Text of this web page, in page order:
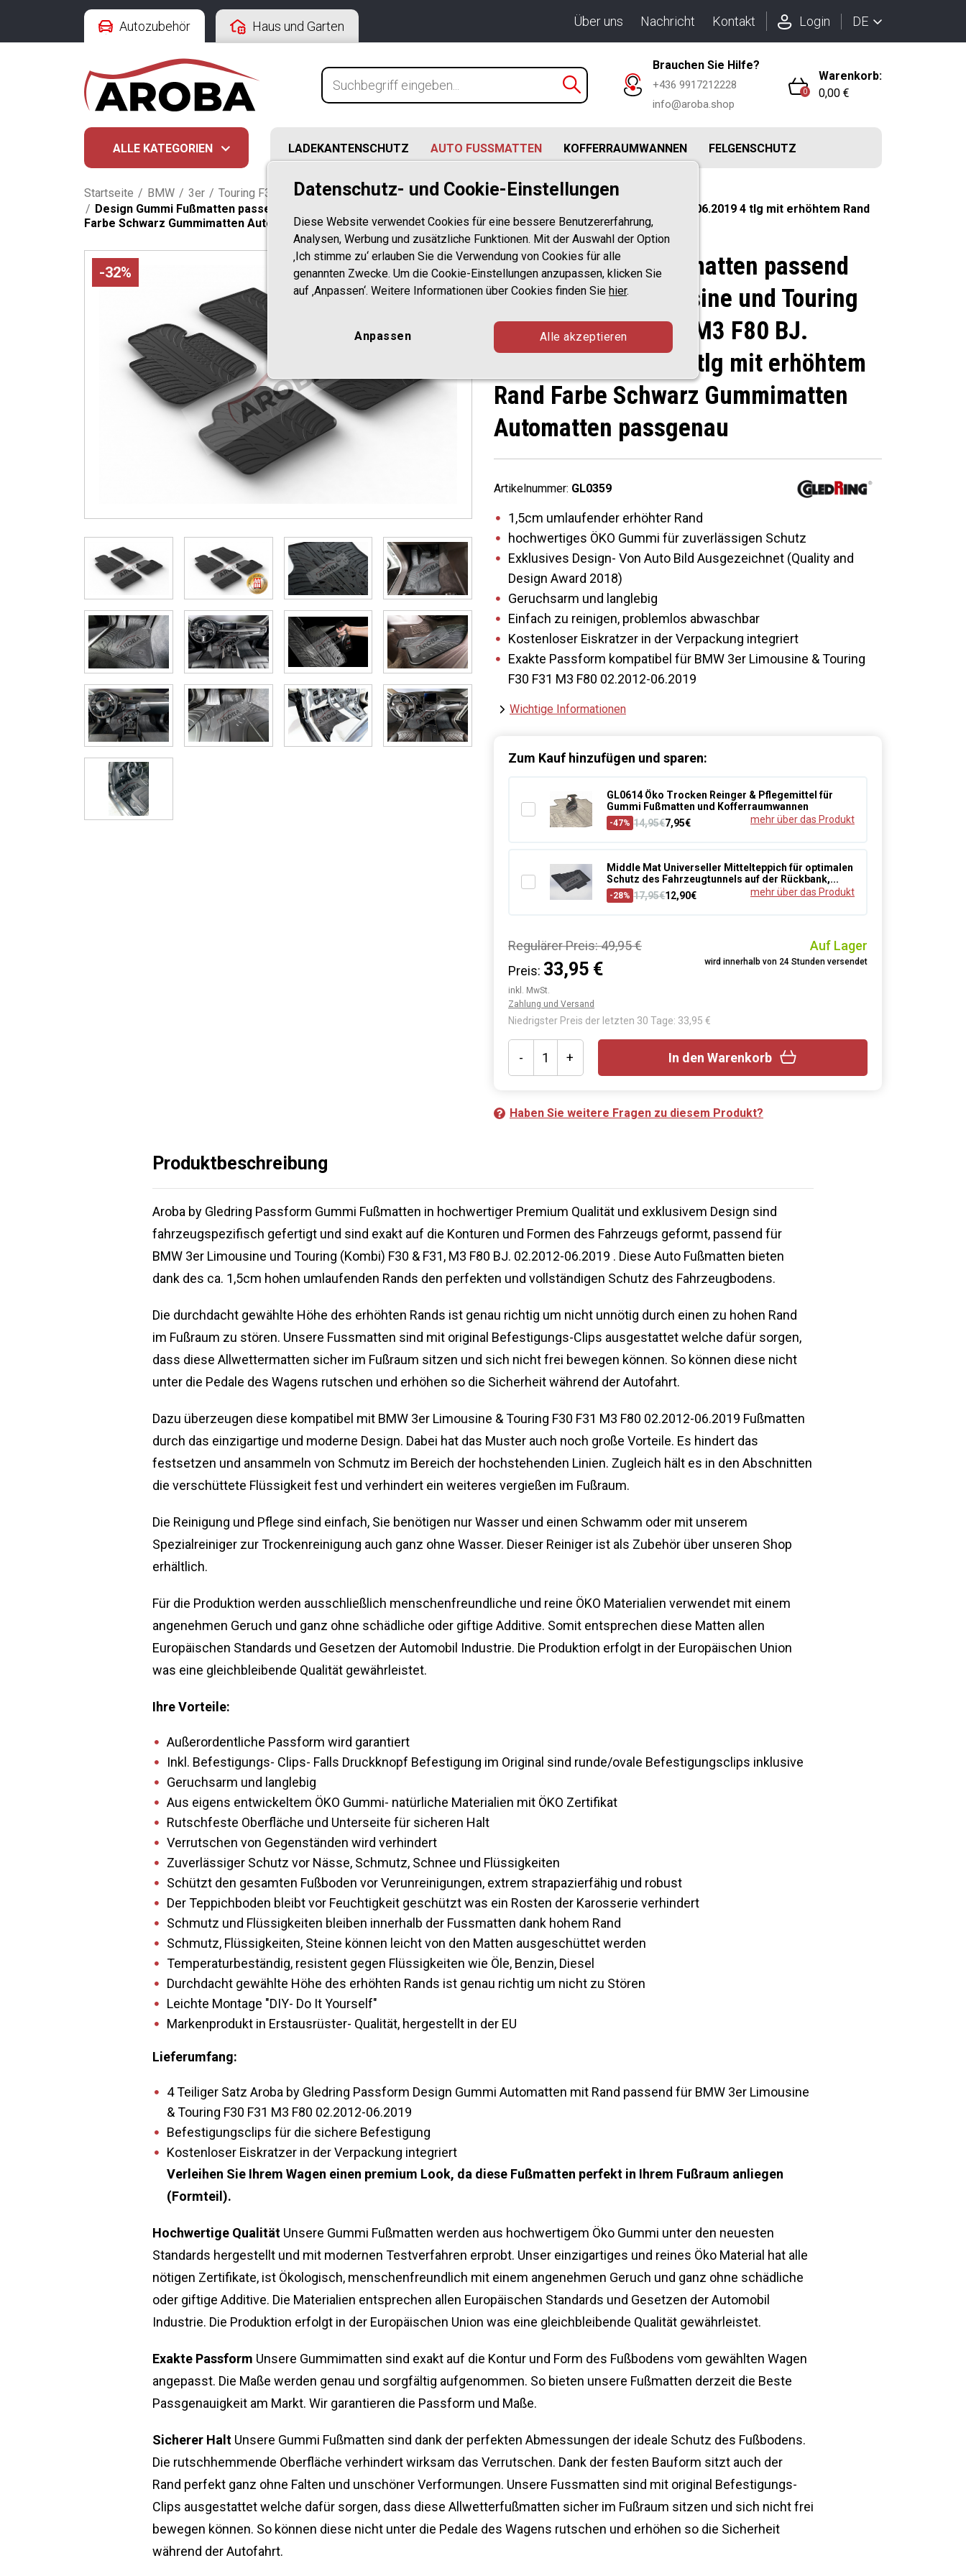
Autozubehör Haus und Garten Über uns Nachricht Kontakt Login DE
Brauchen Sie Hilfe?
+436 9917212228
info@aroba.shop
0
Warenkorb:
0,00 €
ALLE KATEGORIEN LADEKANTENSCHUTZ AUTO FUSSMATTEN KOFFERRAUMWANNEN FELGENSCHUTZ
Startseite / BMW / 3er / Touring F31 (09.2012-06.2019)
/ Design Gummi Fußmatten passend für BMW 3er Limousine und Touring (Kombi) F30 & F31, M3 F80 BJ. 02.2012-06.2019 4 tlg mit erhöhtem Rand
Farbe Schwarz Gummimatten Automatten passgenau
-32%
Design Gummi Fußmatten passend
für BMW 3er Limousine und Touring
(Kombi) F30 & F31, M3 F80 BJ.
02.2012-06.2019 4 tlg mit erhöhtem
Rand Farbe Schwarz Gummimatten
Automatten passgenau
Artikelnummer: GL0359
1,5cm umlaufender erhöhter Rand
hochwertiges ÖKO Gummi für zuverlässigen Schutz
Exklusives Design- Von Auto Bild Ausgezeichnet (Quality and
Design Award 2018)
Geruchsarm und langlebig
Einfach zu reinigen, problemlos abwaschbar
Kostenloser Eiskratzer in der Verpackung integriert
Exakte Passform kompatibel für BMW 3er Limousine & Touring
F30 F31 M3 F80 02.2012-06.2019
Wichtige Informationen
Zum Kauf hinzufügen und sparen:
GL0614 Öko Trocken Reinger & Pflegemittel für
Gummi Fußmatten und Kofferraumwannen
-47% 14,95€7,95€ mehr über das Produkt
Middle Mat Universeller Mittelteppich für optimalen
Schutz des Fahrzeugtunnels auf der Rückbank,...
-28% 17,95€12,90€ mehr über das Produkt
Auf Lager
wird innerhalb von 24 Stunden versendet
Regulärer Preis:49,95 €
Preis: 33,95 €
inkl. MwSt.
Zahlung und Versand
Niedrigster Preis der letzten 30 Tage: 33,95 €
- + In den Warenkorb
Haben Sie weitere Fragen zu diesem Produkt?
Produktbeschreibung
Aroba by Gledring Passform Gummi Fußmatten in hochwertiger Premium Qualität und exklusivem Design sind
fahrzeugspezifisch gefertigt und sind exakt auf die Konturen und Formen des Fahrzeugs geformt, passend für
BMW 3er Limousine und Touring (Kombi) F30 & F31, M3 F80 BJ. 02.2012-06.2019 . Diese Auto Fußmatten bieten
dank des ca. 1,5cm hohen umlaufenden Rands den perfekten und vollständigen Schutz des Fahrzeugbodens.
Die durchdacht gewählte Höhe des erhöhten Rands ist genau richtig um nicht unnötig durch einen zu hohen Rand
im Fußraum zu stören. Unsere Fussmatten sind mit original Befestigungs-Clips ausgestattet welche dafür sorgen,
dass diese Allwettermatten sicher im Fußraum sitzen und sich nicht frei bewegen können. So können diese nicht
unter die Pedale des Wagens rutschen und erhöhen so die Sicherheit während der Autofahrt.
Dazu überzeugen diese kompatibel mit BMW 3er Limousine & Touring F30 F31 M3 F80 02.2012-06.2019 Fußmatten
durch das einzigartige und moderne Design. Dabei hat das Muster auch noch große Vorteile. Es hindert das
festsetzen und ansammeln von Schmutz im Bereich der hochstehenden Linien. Zugleich hält es in den Abschnitten
die verschüttete Flüssigkeit fest und verhindert ein weiteres vergießen im Fußraum.
Die Reinigung und Pflege sind einfach, Sie benötigen nur Wasser und einen Schwamm oder mit unserem
Spezialreiniger zur Trockenreinigung auch ganz ohne Wasser. Dieser Reiniger ist als Zubehör über unseren Shop
erhältlich.
Für die Produktion werden ausschließlich menschenfreundliche und reine ÖKO Materialien verwendet mit einem
angenehmen Geruch und ganz ohne schädliche oder giftige Additive. Somit entsprechen diese Matten allen
Europäischen Standards und Gesetzen der Automobil Industrie. Die Produktion erfolgt in der Europäischen Union
was eine gleichbleibende Qualität gewährleistet.
Ihre Vorteile:
Außerordentliche Passform wird garantiert
Inkl. Befestigungs- Clips- Falls Druckknopf Befestigung im Original sind runde/ovale Befestigungsclips inklusive
Geruchsarm und langlebig
Aus eigens entwickeltem ÖKO Gummi- natürliche Materialien mit ÖKO Zertifikat
Rutschfeste Oberfläche und Unterseite für sicheren Halt
Verrutschen von Gegenständen wird verhindert
Zuverlässiger Schutz vor Nässe, Schmutz, Schnee und Flüssigkeiten
Schützt den gesamten Fußboden vor Verunreinigungen, extrem strapazierfähig und robust
Der Teppichboden bleibt vor Feuchtigkeit geschützt was ein Rosten der Karosserie verhindert
Schmutz und Flüssigkeiten bleiben innerhalb der Fussmatten dank hohem Rand
Schmutz, Flüssigkeiten, Steine können leicht von den Matten ausgeschüttet werden
Temperaturbeständig, resistent gegen Flüssigkeiten wie Öle, Benzin, Diesel
Durchdacht gewählte Höhe des erhöhten Rands ist genau richtig um nicht zu Stören
Leichte Montage "DIY- Do It Yourself"
Markenprodukt in Erstausrüster- Qualität, hergestellt in der EU
Lieferumfang:
4 Teiliger Satz Aroba by Gledring Passform Design Gummi Automatten mit Rand passend für BMW 3er Limousine
& Touring F30 F31 M3 F80 02.2012-06.2019
Befestigungsclips für die sichere Befestigung
Kostenloser Eiskratzer in der Verpackung integriert
Verleihen Sie Ihrem Wagen einen premium Look, da diese Fußmatten perfekt in Ihrem Fußraum anliegen
(Formteil).
Hochwertige Qualität Unsere Gummi Fußmatten werden aus hochwertigem Öko Gummi unter den neuesten
Standards hergestellt und mit modernen Testverfahren erprobt. Unser einzigartiges und reines Öko Material hat alle
nötigen Zertifikate, ist Ökologisch, menschenfreundlich mit einem angenehmen Geruch und ganz ohne schädliche
oder giftige Additive. Die Materialien entsprechen allen Europäischen Standards und Gesetzen der Automobil
Industrie. Die Produktion erfolgt in der Europäischen Union was eine gleichbleibende Qualität gewährleistet.
Exakte Passform Unsere Gummimatten sind exakt auf die Kontur und Form des Fußbodens vom gewählten Wagen
angepasst. Die Maße werden genau und sorgfältig aufgenommen. So bieten unsere Fußmatten derzeit die Beste
Passgenauigkeit am Markt. Wir garantieren die Passform und Maße.
Sicherer Halt Unsere Gummi Fußmatten sind dank der perfekten Abmessungen der ideale Schutz des Fußbodens.
Die rutschhemmende Oberfläche verhindert wirksam das Verrutschen. Dank der festen Bauform sitzt auch der
Rand perfekt ganz ohne Falten und unschöner Verformungen. Unsere Fussmatten sind mit original Befestigungs-
Clips ausgestattet welche dafür sorgen, dass diese Allwetterfußmatten sicher im Fußraum sitzen und sich nicht frei
bewegen können. So können diese nicht unter die Pedale des Wagens rutschen und erhöhen so die Sicherheit
während der Autofahrt.
Datenschutz- und Cookie-Einstellungen
Diese Website verwendet Cookies für eine bessere Benutzererfahrung,
Analysen, Werbung und zusätzliche Funktionen. Mit der Auswahl der Option
‚Ich stimme zu‘ erlauben Sie die Verwendung von Cookies für alle
genannten Zwecke. Um die Cookie-Einstellungen anzupassen, klicken Sie
auf ‚Anpassen‘. Weitere Informationen über Cookies finden Sie hier.
Anpassen Alle akzeptieren